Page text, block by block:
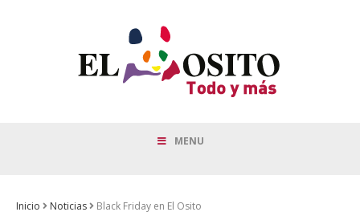
MENU
Inicio Noticias Black Friday en El Osito